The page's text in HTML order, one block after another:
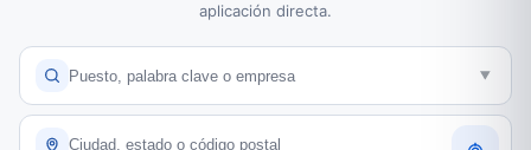
aplicación directa.